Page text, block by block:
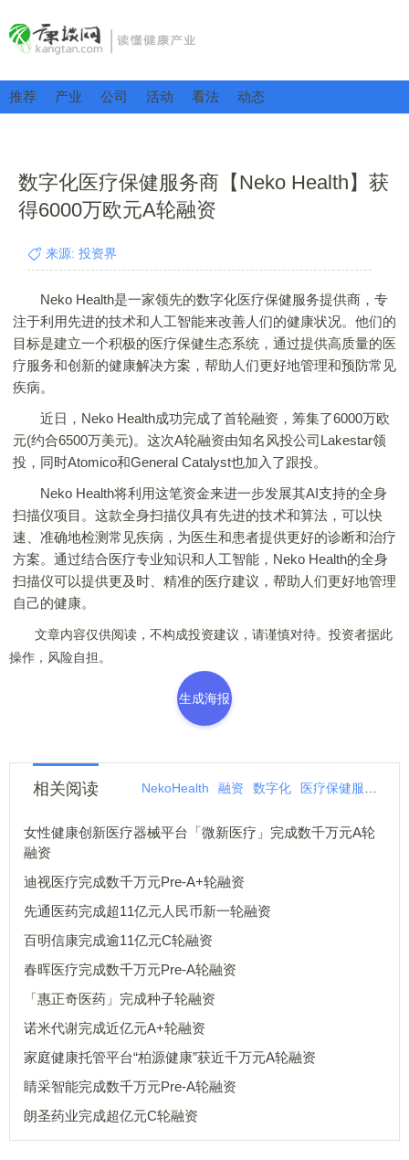
推荐 产业 公司 活动 看法 动态
数字化医疗保健服务商【Neko Health】获
得6000万欧元A轮融资
来源: 投资界
Neko Health是一家领先的数字化医疗保健服务提供商，专
注于利用先进的技术和人工智能来改善人们的健康状况。他们的
目标是建立一个积极的医疗保健生态系统，通过提供高质量的医
疗服务和创新的健康解决方案，帮助人们更好地管理和预防常见
疾病。
近日，Neko Health成功完成了首轮融资，筹集了6000万欧
元(约合6500万美元)。这次A轮融资由知名风投公司Lakestar领
投，同时Atomico和General Catalyst也加入了跟投。
Neko Health将利用这笔资金来进一步发展其AI支持的全身
扫描仪项目。这款全身扫描仪具有先进的技术和算法，可以快
速、准确地检测常见疾病，为医生和患者提供更好的诊断和治疗
方案。通过结合医疗专业知识和人工智能，Neko Health的全身
扫描仪可以提供更及时、精准的医疗建议，帮助人们更好地管理
自己的健康。
文章内容仅供阅读，不构成投资建议，请谨慎对待。投资者据此
操作，风险自担。
生成海报
相关阅读 NekoHealth 融资 数字化 医疗保健服务商
女性健康创新医疗器械平台「微新医疗」完成数千万元A轮
融资
迪视医疗完成数千万元Pre-A+轮融资
先通医药完成超11亿元人民币新一轮融资
百明信康完成逾11亿元C轮融资
春晖医疗完成数千万元Pre-A轮融资
「惠正奇医药」完成种子轮融资
诺米代谢完成近亿元A+轮融资
家庭健康托管平台“柏源健康”获近千万元A轮融资
睛采智能完成数千万元Pre-A轮融资
朗圣药业完成超亿元C轮融资